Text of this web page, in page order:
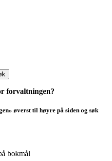
forvaltningen?
øverst til høyre på siden og søk
bokmål